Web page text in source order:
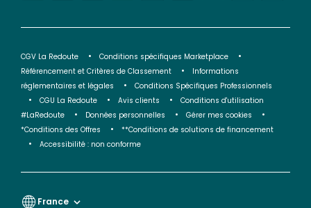
CGV La Redoute
Conditions spécifiques Marketplace
Référencement et Critères de Classement
Informations
réglementaires et légales
Conditions Spécifiques Professionnels
CGU La Redoute
Avis clients
Conditions d'utilisation
#LaRedoute
Données personnelles
Gérer mes cookies
*Conditions des Offres
**Conditions de solutions de financement
Accessibilité : non conforme
France